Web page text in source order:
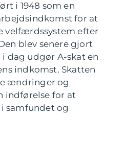
i 1948 som en
for at
velfærdssystem efter
blev senere gjort
i dag udgør A-skat en
indkomst. Skatten
ændringer og
indførelse for at
samfundet og